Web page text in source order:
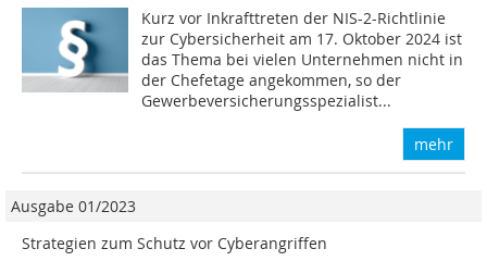
Kurz vor Inkrafttreten der NIS-2-Richtlinie
zur Cybersicherheit am 17. Oktober 2024 ist
das Thema bei vielen Unternehmen nicht in
der Chefetage angekommen, so der
Gewerbeversicherungsspezialist...
mehr
Ausgabe 01/2023
Strategien zum Schutz vor Cyberangriffen